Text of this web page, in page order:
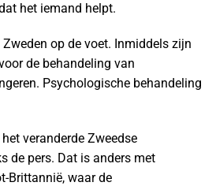
het iemand helpt.
op de voet. Inmiddels zijn
de behandeling van
Psychologische behandeling
veranderde Zweedse
de pers. Dat is anders met
Brittannië, waar de